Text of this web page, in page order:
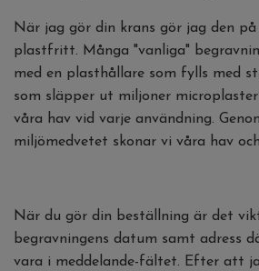
När jag gör din krans gör jag den
plastfritt. Många "vanliga"
med en plasthållare som fylls med
som släpper ut miljoner
våra hav vid varje användning.
miljömedvetet skonar vi våra hav
När du gör din beställning är det
begravningens datum samt adress
vara i meddelande-fältet. Efter att